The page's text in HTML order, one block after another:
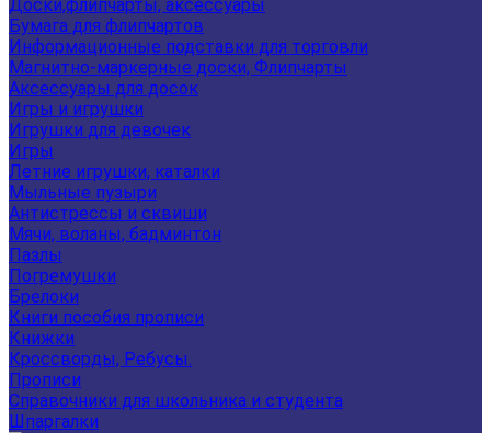
Доски,флипчарты, аксессуары
Бумага для флипчартов
Информационные подставки для торговли
Магнитно-маркерные доски, Флипчарты
Аксессуары для досок
Игры и игрушки
Игрушки для девочек
Игры
Летние игрушки, каталки
Мыльные пузыри
Антистрессы и сквиши
Мячи, воланы, бадминтон
Пазлы
Погремушки
Брелоки
Книги пособия прописи
Книжки
Кроссворды, Ребусы.
Прописи
Справочники для школьника и студента
Шпаргалки